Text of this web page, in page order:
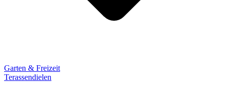
Garten & Freizeit
Terassendielen